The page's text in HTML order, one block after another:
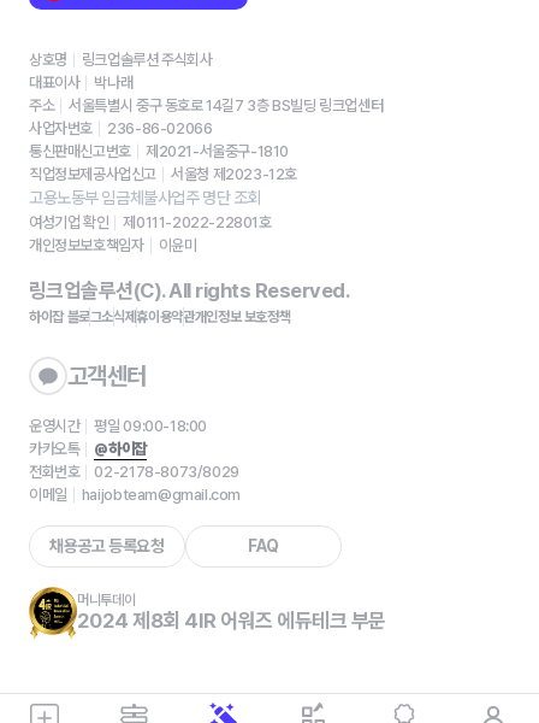
상호명
링크업솔루션 주식회사
대표이사
박나래
주소
서울특별시 중구 동호로 14길7 3층 BS빌딩 링크업센터
사업자번호
236-86-02066
통신판매신고번호
제2021-서울중구-1810
직업정보제공사업신고
서울청 제2023-12호
고용노동부 임금체불사업주 명단 조회
여성기업 확인
제0111-2022-22801호
개인정보보호책임자
이윤미
링크업솔루션(C). All rights Reserved.
하이잡 블로그소식제휴이용약관개인정보 보호정책
고객센터
운영시간
평일 09:00-18:00
카카오톡
@하이잡
전화번호
02-2178-8073/8029
이메일
haijobteam@gmail.com
채용공고 등록요청 FAQ
머니투데이
2024 제8회 4IR 어워즈 에듀테크 부문